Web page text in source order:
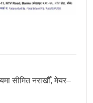
सीमित नराखौँ, मेयर–